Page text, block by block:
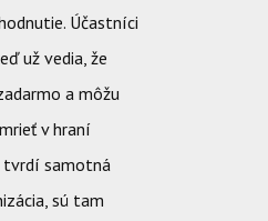
Účastníci
už vedia, že
a môžu
v hraní
tvrdí samotná
sú tam